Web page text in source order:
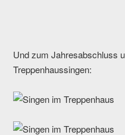
Und zum Jahresabschluss
Treppenhaussingen: